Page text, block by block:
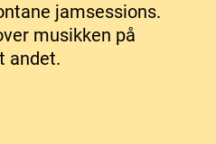
jamsessions.
musikken på
andet.